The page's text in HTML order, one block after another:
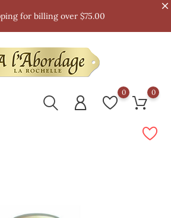
for billing over $75.00
0 0